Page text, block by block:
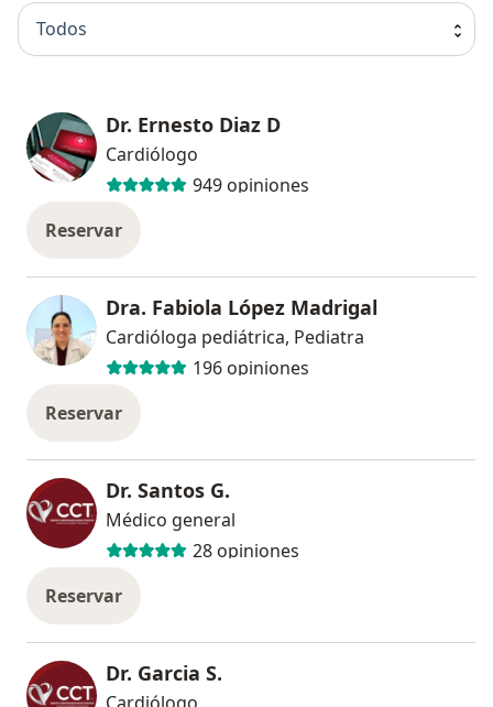
Todos
Dr. Ernesto Diaz D
Cardiólogo
949 opiniones
Reservar
Dra. Fabiola López Madrigal
Cardióloga pediátrica, Pediatra
196 opiniones
Reservar
Dr. Santos G.
Médico general
28 opiniones
Reservar
Dr. Garcia S.